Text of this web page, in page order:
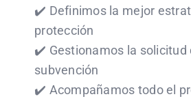
✔️ Definimos la mejor
protección
✔️ Gestionamos la solicitud
subvención
✔️ Acompañamos todo el